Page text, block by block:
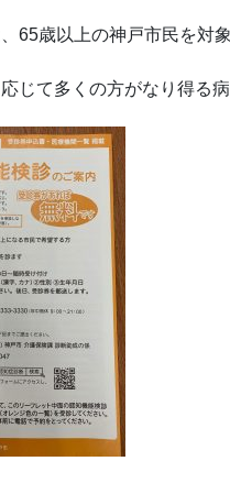
65歳以上の神戸市民を対
じて多くの方がなり得る